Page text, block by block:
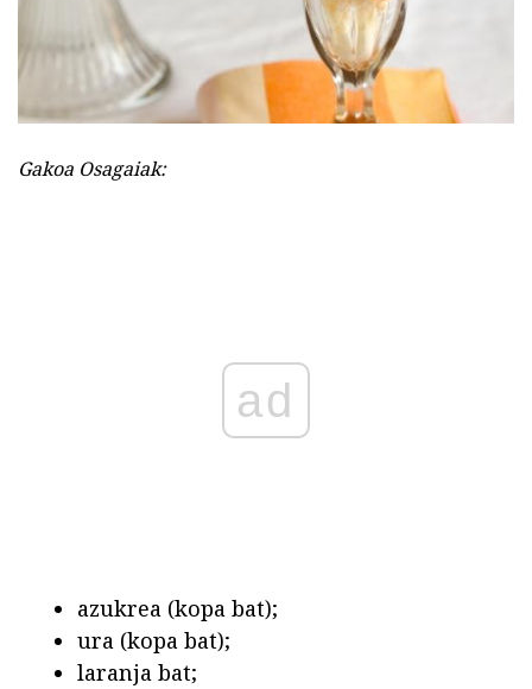
Gakoa Osagaiak:
ad
azukrea (kopa bat);
ura (kopa bat);
laranja bat;